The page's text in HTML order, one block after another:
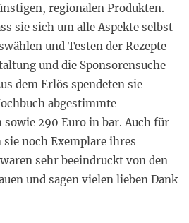
regionalen Produkten.
sie sich um alle Aspekte selbst
und Testen der Rezepte
und die Sponsorensuche
dem Erlös spendeten sie
abgestimmte
290 Euro in bar. Auch für
noch Exemplare ihres
sehr beeindruckt von den
und sagen vielen lieben Dank